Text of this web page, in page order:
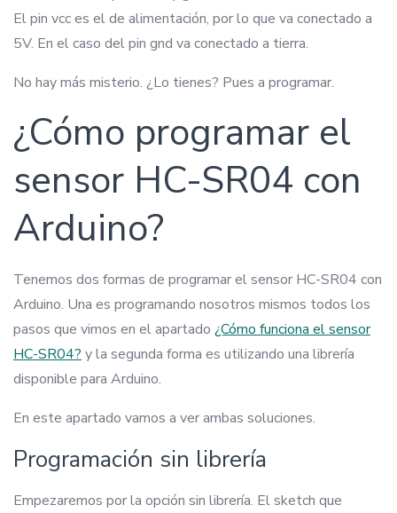
El pin vcc es el de alimentación, por lo que va conectado a
5V. En el caso del pin gnd va conectado a tierra.
No hay más misterio. ¿Lo tienes? Pues a programar.
¿Cómo programar el
sensor HC-SR04 con
Arduino?
Tenemos dos formas de programar el sensor HC-SR04 con
Arduino. Una es programando nosotros mismos todos los
pasos que vimos en el apartado ¿Cómo funciona el sensor
HC-SR04? y la segunda forma es utilizando una librería
disponible para Arduino.
En este apartado vamos a ver ambas soluciones.
Programación sin librería
Empezaremos por la opción sin librería. El sketch que